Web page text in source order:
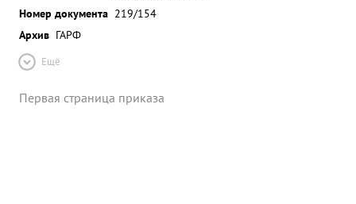
Номер документа 219/154
Архив ГАРФ
Ещё
Первая страница приказа